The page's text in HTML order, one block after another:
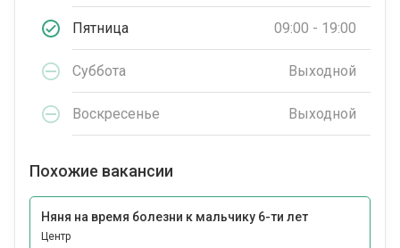
Пятница 09:00 - 19:00
Суббота Выходной
Воскресенье Выходной
Похожие вакансии
Няня на время болезни к мальчику 6-ти лет
Центр